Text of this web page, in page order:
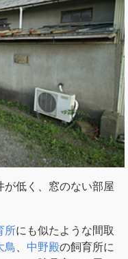
が低く、窓のない部屋
所にも似たような間取
鳥 中野殿の飼育所に